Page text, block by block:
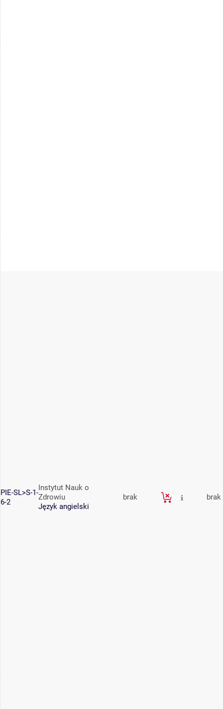
PIE-SL>S-1-
6-2
Instytut Nauk o
Zdrowiu
Język angielski
brak brak